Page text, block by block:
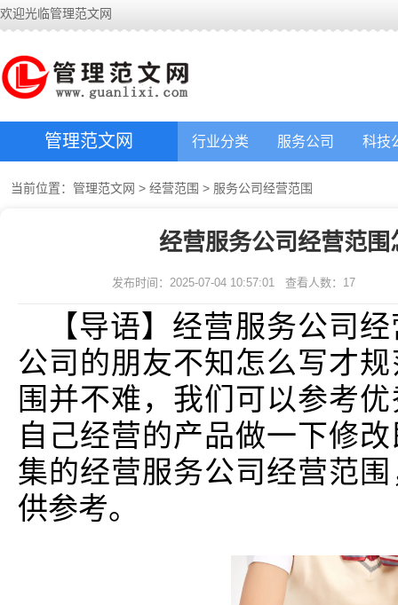
欢迎光临管理范文网
管理范文网 行业分类 服务公司 科技
当前位置： 管理范文网 > 经营范围 > 服务公司经营范围
经营服务公司经营范
发布时间：2025-07-04 10:57:01 查看人数： 17
【导语】经营服务公司
公司的朋友不知怎么写才
围并不难，我们可以参考
自己经营的产品做一下修
集的经营服务公司经营范
供参考。